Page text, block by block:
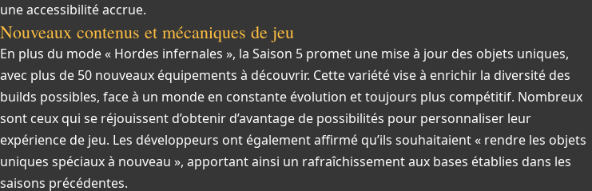
une accessibilité accrue.
Nouveaux contenus et mécaniques de jeu
En plus du mode « Hordes infernales », la Saison 5 promet une mise à jour des objets uniques,
avec plus de 50 nouveaux équipements à découvrir. Cette variété vise à enrichir la diversité des
builds possibles, face à un monde en constante évolution et toujours plus compétitif. Nombreux
sont ceux qui se réjouissent d’obtenir d’avantage de possibilités pour personnaliser leur
expérience de jeu. Les développeurs ont également affirmé qu’ils souhaitaient « rendre les objets
uniques spéciaux à nouveau », apportant ainsi un rafraîchissement aux bases établies dans les
saisons précédentes.